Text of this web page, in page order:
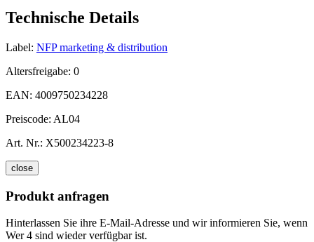
Technische Details
Label: NFP marketing & distribution
Altersfreigabe: 0
EAN: 4009750234228
Preiscode: AL04
Art. Nr.: X500234223-8
close
Produkt anfragen
Hinterlassen Sie ihre E-Mail-Adresse und wir informieren Sie, wenn
Wer 4 sind wieder verfügbar ist.